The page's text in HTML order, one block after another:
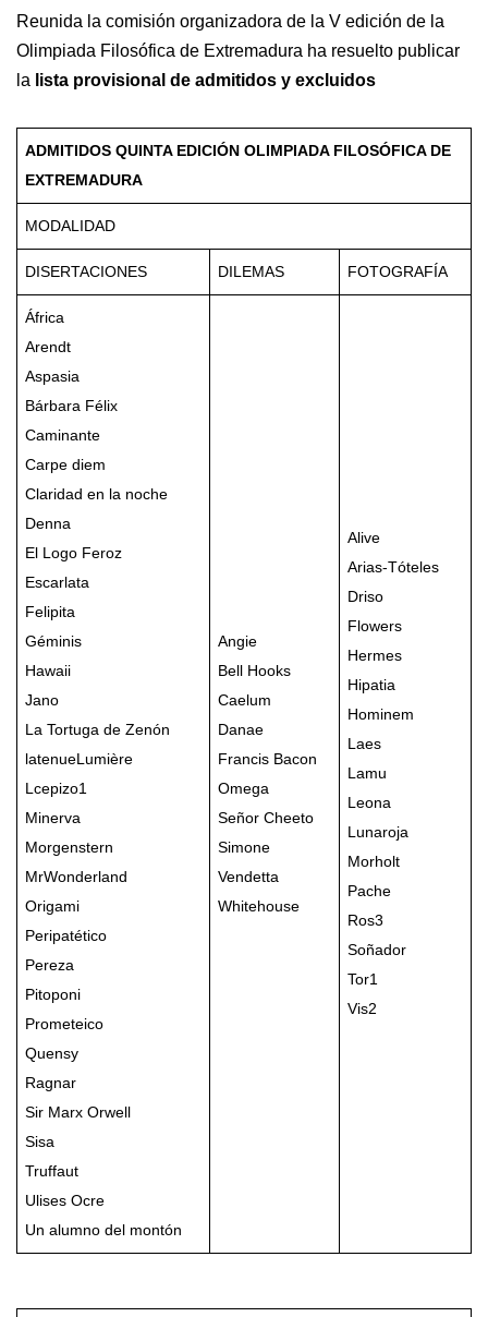
Reunida la comisión organizadora de la V edición de la
Olimpiada Filosófica de Extremadura ha resuelto publicar
la lista provisional de admitidos y excluidos
ADMITIDOS QUINTA EDICIÓN OLIMPIADA FILOSÓFICA DE
EXTREMADURA
MODALIDAD
DISERTACIONES DILEMAS FOTOGRAFÍA
África
Arendt
Aspasia
Bárbara Félix
Caminante
Carpe diem
Claridad en la noche
Denna
El Logo Feroz
Escarlata
Felipita
Géminis
Hawaii
Jano
La Tortuga de Zenón
latenueLumière
Lcepizo1
Minerva
Morgenstern
MrWonderland
Origami
Peripatético
Pereza
Pitoponi
Prometeico
Quensy
Ragnar
Sir Marx Orwell
Sisa
Truffaut
Ulises Ocre
Un alumno del montón
Angie
Bell Hooks
Caelum
Danae
Francis Bacon
Omega
Señor Cheeto
Simone
Vendetta
Whitehouse
Alive
Arias-Tóteles
Driso
Flowers
Hermes
Hipatia
Hominem
Laes
Lamu
Leona
Lunaroja
Morholt
Pache
Ros3
Soñador
Tor1
Vis2